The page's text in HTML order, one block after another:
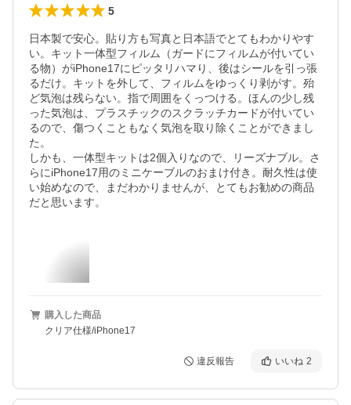
5
日本製で安心。貼り方も写真と日本語でとてもわかりやす
い。キット一体型フィルム（ガードにフィルムが付いてい
る物）がiPhone17にピッタリハマり、後はシールを引っ張
るだけ。キットを外して、フィルムをゆっくり剥がす。殆
ど気泡は残らない。指で周囲をくっつける。ほんの少し残
った気泡は、プラスチックのスクラッチカードが付いてい
るので、傷つくこともなく気泡を取り除くことができまし
た。
しかも、一体型キットは2個入りなので、リーズナブル。さ
らにiPhone17用のミニケーブルのおまけ付き。耐久性は使
い始めなので、まだわかりませんが、とてもお勧めの商品
だと思います。
購入した商品
クリア仕様/iPhone17
違反報告 いいね 2